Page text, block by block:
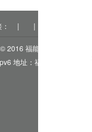
| |
2016 福能期货股份有限
地址：福州市鼓楼区五